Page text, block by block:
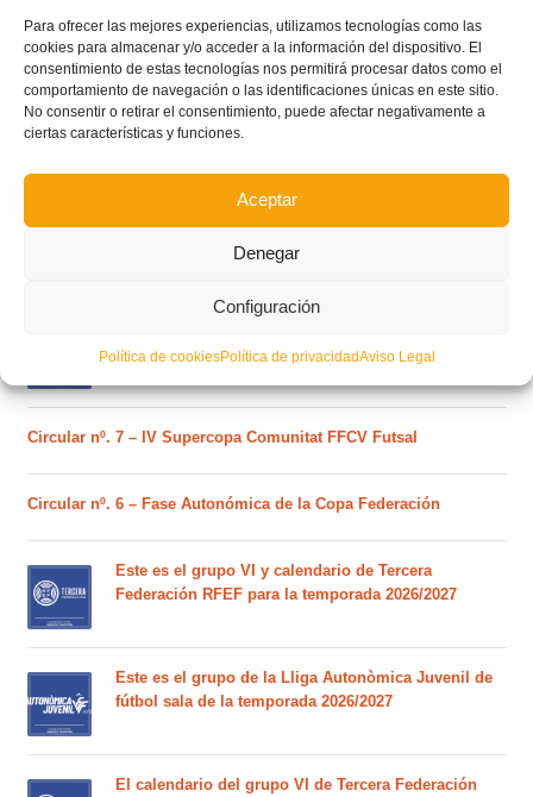
Para ofrecer las mejores experiencias, utilizamos tecnologías como las
cookies para almacenar y/o acceder a la información del dispositivo. El
consentimiento de estas tecnologías nos permitirá procesar datos como el
comportamiento de navegación o las identificaciones únicas en este sitio.
No consentir o retirar el consentimiento, puede afectar negativamente a
ciertas características y funciones.
Aceptar
Denegar
Configuración
Política de cookiesPolítica de privacidadAviso Legal
Comunitat para la temporada 2026/2027
Circular nº. 7 – IV Supercopa Comunitat FFCV Futsal
Circular nº. 6 – Fase Autonómica de la Copa Federación
Este es el grupo VI y calendario de Tercera
Federación RFEF para la temporada 2026/2027
Este es el grupo de la Lliga Autonòmica Juvenil de
fútbol sala de la temporada 2026/2027
El calendario del grupo VI de Tercera Federación